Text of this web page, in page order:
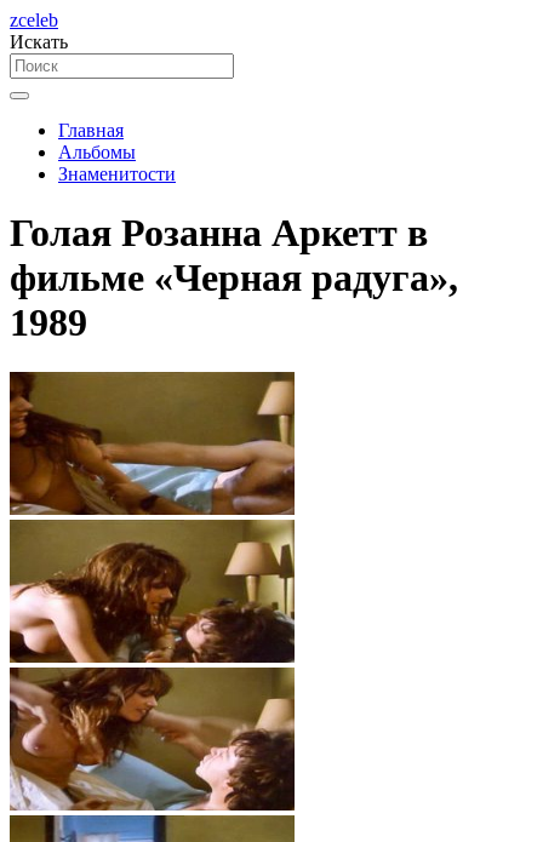
zceleb
Искать
Главная
Альбомы
Знаменитости
Голая Розанна Аркетт в
фильме «Черная радуга»,
1989